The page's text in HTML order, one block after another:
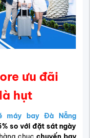
ưu đãi
hụt
máy bay Đà Nẵng
so với đặt sát ngày